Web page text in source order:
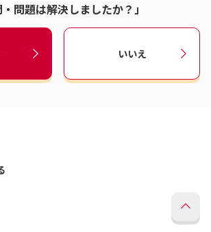
・問題は解決しましたか？」
いいえ